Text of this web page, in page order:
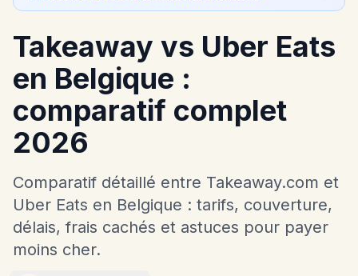
Takeaway vs Uber Eats
en Belgique :
comparatif complet
2026
Comparatif détaillé entre Takeaway.com et
Uber Eats en Belgique : tarifs, couverture,
délais, frais cachés et astuces pour payer
moins cher.